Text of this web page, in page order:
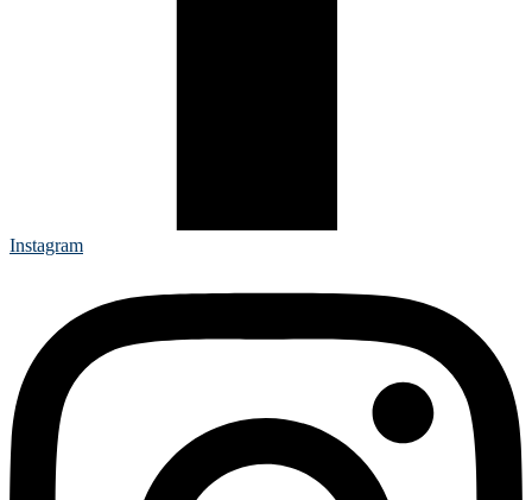
Instagram